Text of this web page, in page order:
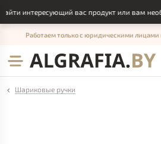
интересующий вас продукт или вам
Работаем только с юридическими лицами
Шариковые ручки